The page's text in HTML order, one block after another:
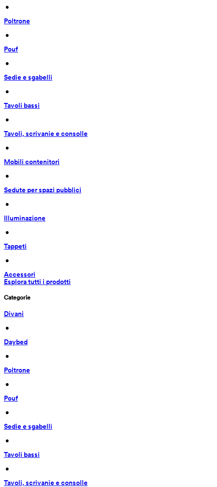
•
Poltrone
•
Pouf
•
Sedie e sgabelli
•
Tavoli bassi
•
Tavoli, scrivanie e consolle
•
Mobili contenitori
•
Sedute per spazi pubblici
•
Illuminazione
•
Tappeti
•
Accessori
Esplora tutti i prodotti
Categorie
Divani
•
Daybed
•
Poltrone
•
Pouf
•
Sedie e sgabelli
•
Tavoli bassi
•
Tavoli, scrivanie e consolle